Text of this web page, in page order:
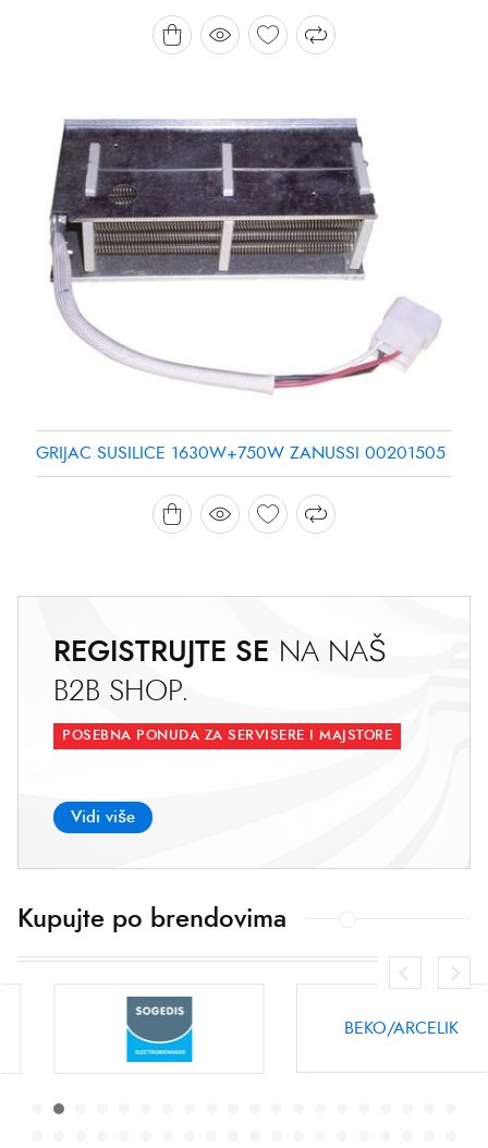
GRIJAC SUSILICE 1630W+750W ZANUSSI 00201505
REGISTRUJTE SE NA NAŠ
B2B SHOP.
POSEBNA PONUDA ZA SERVISERE I MAJSTORE
Vidi više
Kupujte po brendovima
SILTAL